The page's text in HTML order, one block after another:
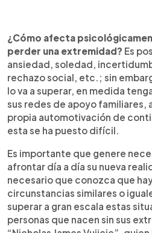
¿Cómo afecta
perder una extremidad? Es
ansiedad, soledad,
rechazo social, etc.; sin
lo va a superar, en medida
sus redes de apoyo familiares,
propia automotivación de
esta se ha puesto difícil.
Es importante que genere
afrontar día a día su nueva
necesario que conozca que
circunstancias similares o
superar a gran escala estas
personas que nacen sin sus